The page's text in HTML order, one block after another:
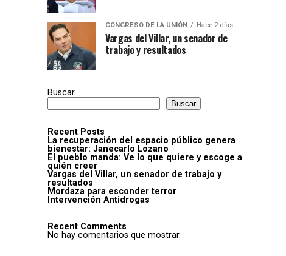
CONGRESO DE LA UNIÓN Hace 2 días
Vargas del Villar, un senador de
trabajo y resultados
Buscar
Buscar
Recent Posts
La recuperación del espacio público genera
bienestar: Janecarlo Lozano
El pueblo manda: Ve lo que quiere y escoge a
quién creer
Vargas del Villar, un senador de trabajo y
resultados
Mordaza para esconder terror
Intervención Antidrogas
Recent Comments
No hay comentarios que mostrar.